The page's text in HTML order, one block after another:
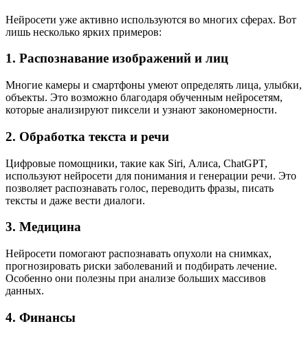
Нейросети уже активно используются во многих сферах. Вот
лишь несколько ярких примеров:
1. Распознавание изображений и лиц
Многие камеры и смартфоны умеют определять лица, улыбки,
объекты. Это возможно благодаря обученным нейросетям,
которые анализируют пиксели и узнают закономерности.
2. Обработка текста и речи
Цифровые помощники, такие как Siri, Алиса, ChatGPT,
используют нейросети для понимания и генерации речи. Это
позволяет распознавать голос, переводить фразы, писать
тексты и даже вести диалоги.
3. Медицина
Нейросети помогают распознавать опухоли на снимках,
прогнозировать риски заболеваний и подбирать лечение.
Особенно они полезны при анализе больших массивов
данных.
4. Финансы